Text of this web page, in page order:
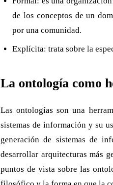
de los conceptos de un
por una comunidad.
Explícita: trata sobre la
La ontología como
Las ontologías son una
sistemas de información y su
generación de sistemas de
desarrollar arquitecturas más
puntos de vista sobre las